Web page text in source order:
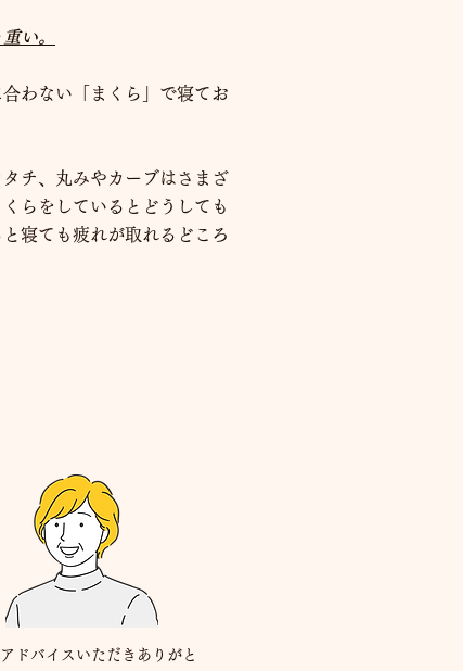
い。
わない「まくら」で寝てお
チ、丸みやカーブはさまざ
らをしているとどうしても
寝ても疲れが取れるどころ
ドバイスいただきありがと